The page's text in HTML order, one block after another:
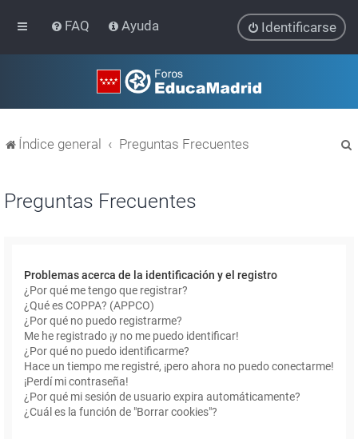
FAQ Ayuda Identificarse
Índice general Preguntas Frecuentes
Preguntas Frecuentes
Problemas acerca de la identificación y el registro
¿Por qué me tengo que registrar?
¿Qué es COPPA? (APPCO)
¿Por qué no puedo registrarme?
Me he registrado ¡y no me puedo identificar!
¿Por qué no puedo identificarme?
Hace un tiempo me registré, ¡pero ahora no puedo conectarme!
¡Perdí mi contraseña!
¿Por qué mi sesión de usuario expira automáticamente?
¿Cuál es la función de "Borrar cookies"?